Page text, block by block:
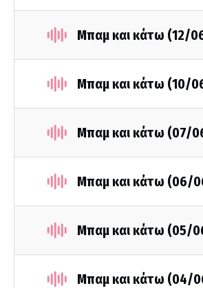
Μπαμ και κάτω (12/
Μπαμ και κάτω (10/
Μπαμ και κάτω (07/
Μπαμ και κάτω (06/
Μπαμ και κάτω (05/
Mπαμ και κάτω (04/